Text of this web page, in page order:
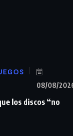
08/08/
los discos “no